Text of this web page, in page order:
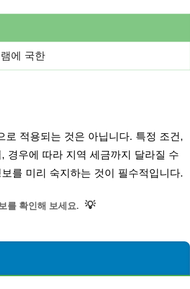
에 국한
적용되는 것은 아닙니다. 특정 조건,
경우에 따라 지역 세금까지 달라질 수
를 미리 숙지하는 것이 필수적입니다.
를 확인해 보세요. 💡